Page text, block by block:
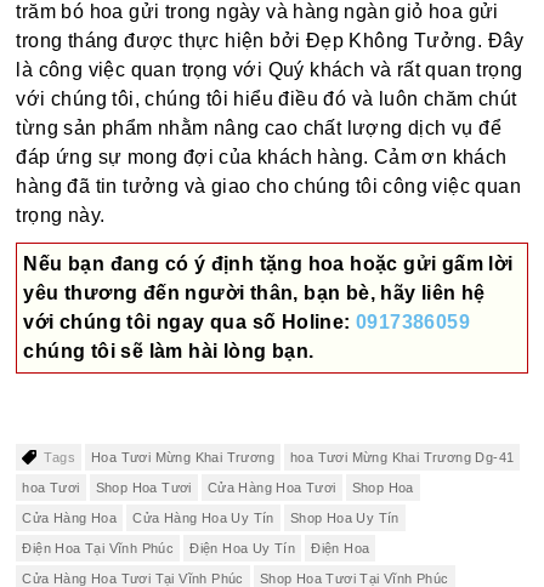
trăm bó hoa gửi trong ngày và hàng ngàn giỏ hoa gửi
trong tháng được thực hiện bởi Đẹp Không Tưởng. Đây
là công việc quan trọng với Quý khách và rất quan trọng
với chúng tôi, chúng tôi hiểu điều đó và luôn chăm chút
từng sản phẩm nhằm nâng cao chất lượng dịch vụ để
đáp ứng sự mong đợi của khách hàng. Cảm ơn khách
hàng đã tin tưởng và giao cho chúng tôi công việc quan
trọng này.
Nếu bạn đang có ý định tặng hoa hoặc gửi gấm lời
yêu thương đến người thân, bạn bè, hãy liên hệ
với chúng tôi ngay qua số Holine:0917386059
chúng tôi sẽ làm hài lòng bạn.
Tags Hoa Tươi Mừng Khai Trương hoa Tươi Mừng Khai Trương Dg-41
hoa Tươi Shop Hoa Tươi Cửa Hàng Hoa Tươi Shop Hoa
Cửa Hàng Hoa Cửa Hàng Hoa Uy Tín Shop Hoa Uy Tín
Điện Hoa Tại Vĩnh Phúc Điện Hoa Uy Tín Điện Hoa
Cửa Hàng Hoa Tươi Tại Vĩnh Phúc Shop Hoa Tươi Tại Vĩnh Phúc